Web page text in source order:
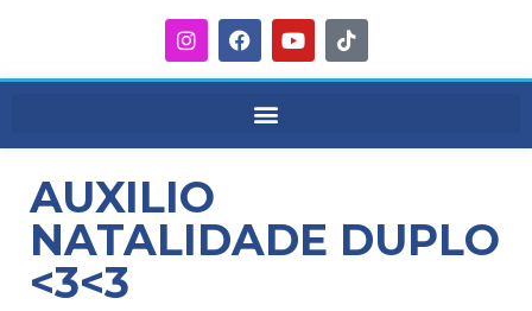
AUXILIO
NATALIDADE DUPLO
<3<3